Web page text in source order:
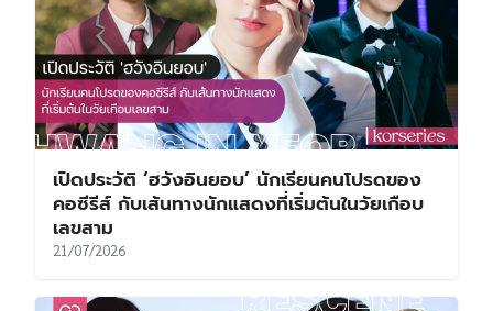
เปิดประวัติ ‘ฮวังอินยอบ’ นักเรียนคนโปรดของ
คอซีรีส์ กับเส้นทางนักแสดงที่เริ่มต้นในวัยเกือบ
เลขสาม
21/07/2026